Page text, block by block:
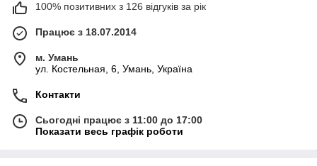
100% позитивних з 126 відгуків за рік
Працює з 18.07.2014
м. Умань
ул. Костельная, 6, Умань, Україна
Контакти
Сьогодні працює з 11:00 до 17:00
Показати весь графік роботи